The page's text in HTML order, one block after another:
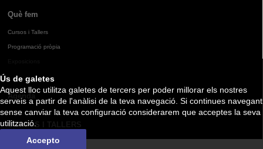
Ús de galetes
Aquest lloc utilitza galetes de tercers per poder millorar els nostres
serveis a partir de l'anàlisi de la teva navegació. Si continues navegant
sense canviar la teva configuració considerarem que acceptes la seva
utilització.
Accepto
Què fem
Cursos i Tallers
Programació pròpia
Agenda
CURSOS I TALLERS